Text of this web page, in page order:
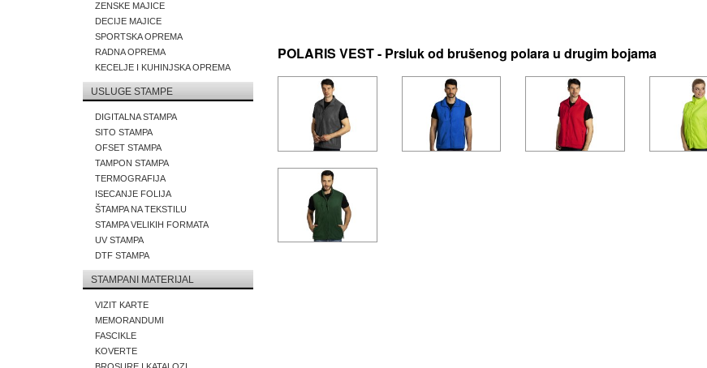
ZENSKE MAJICE
DECIJE MAJICE
SPORTSKA OPREMA
RADNA OPREMA
KECELJE I KUHINJSKA OPREMA
USLUGE STAMPE
DIGITALNA STAMPA
SITO STAMPA
OFSET STAMPA
TAMPON STAMPA
TERMOGRAFIJA
ISECANJE FOLIJA
ŠTAMPA NA TEKSTILU
STAMPA VELIKIH FORMATA
UV STAMPA
DTF STAMPA
STAMPANI MATERIJAL
VIZIT KARTE
MEMORANDUMI
FASCIKLE
KOVERTE
POLARIS VEST - Prsluk od brušenog polara u drugim bojama